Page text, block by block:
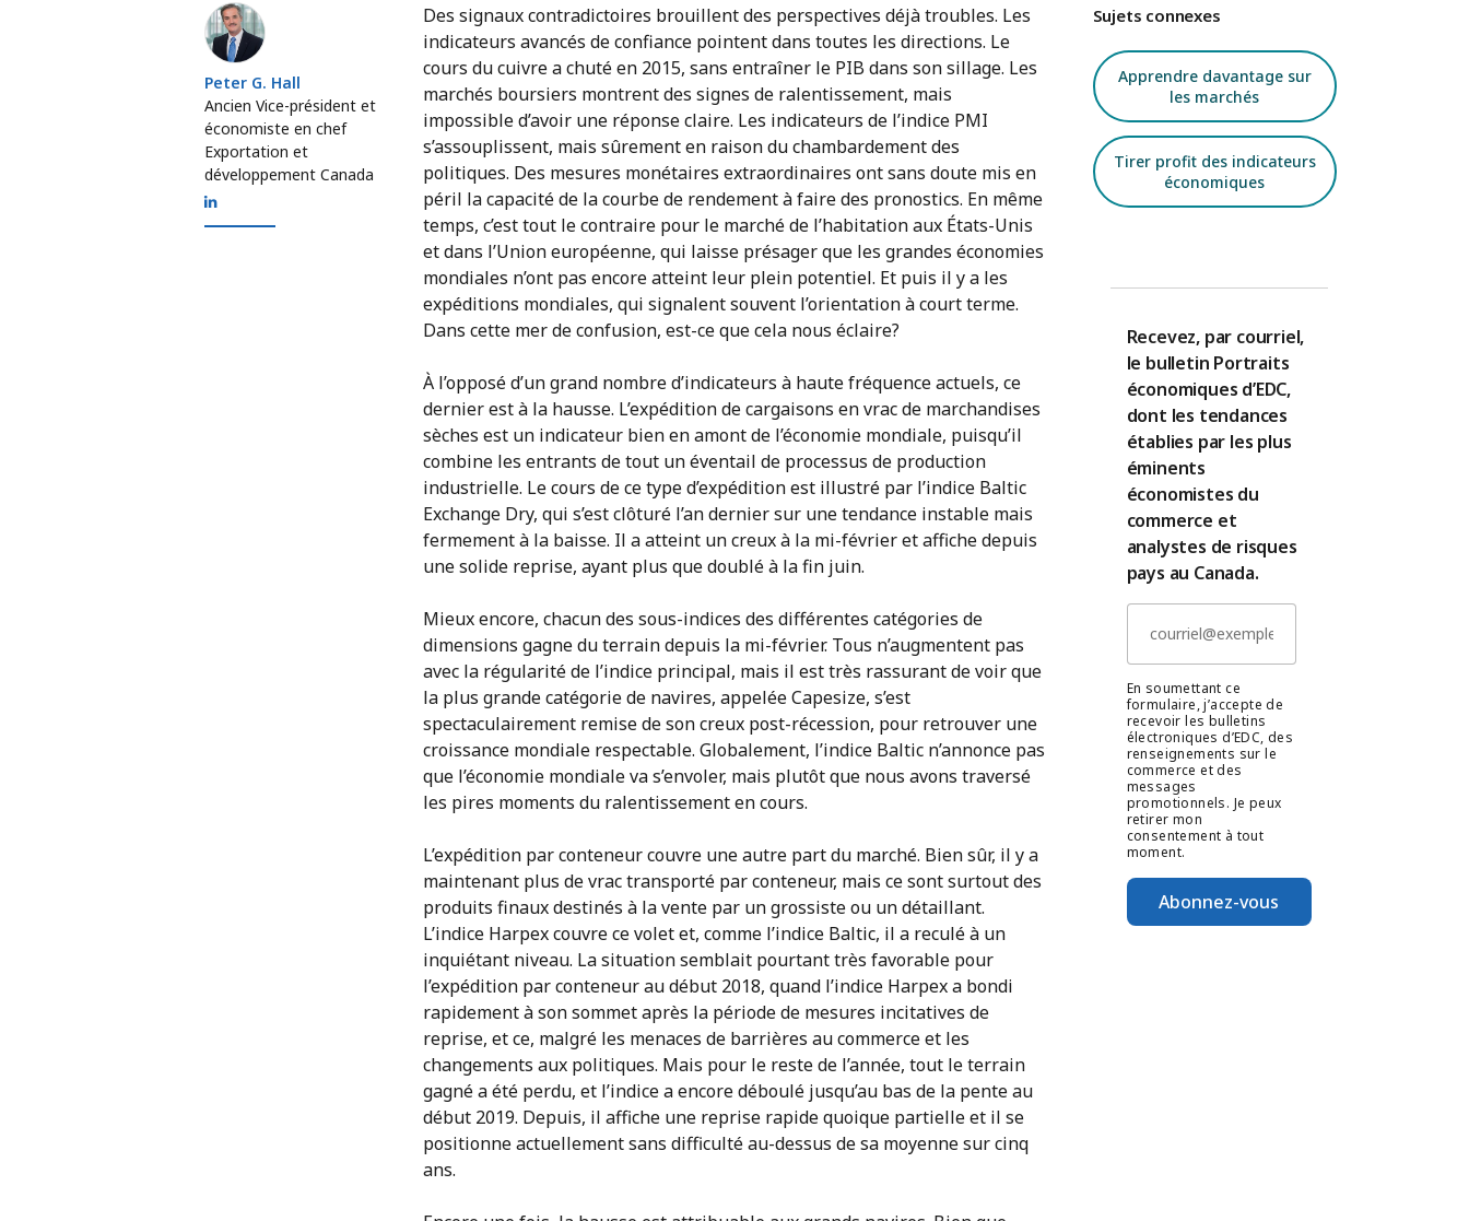
Peter G. Hall
Peter G. Hall
Ancien Vice-président et
économiste en chef
Exportation et
développement Canada
Des signaux contradictoires brouillent des perspectives déjà troubles. Les
indicateurs avancés de confiance pointent dans toutes les directions. Le
cours du cuivre a chuté en 2015, sans entraîner le PIB dans son sillage. Les
marchés boursiers montrent des signes de ralentissement, mais
impossible d’avoir une réponse claire. Les indicateurs de l’indice PMI
s’assouplissent, mais sûrement en raison du chambardement des
politiques. Des mesures monétaires extraordinaires ont sans doute mis en
péril la capacité de la courbe de rendement à faire des pronostics. En même
temps, c’est tout le contraire pour le marché de l’habitation aux États-Unis
et dans l’Union européenne, qui laisse présager que les grandes économies
mondiales n’ont pas encore atteint leur plein potentiel. Et puis il y a les
expéditions mondiales, qui signalent souvent l’orientation à court terme.
Dans cette mer de confusion, est-ce que cela nous éclaire?
À l’opposé d’un grand nombre d’indicateurs à haute fréquence actuels, ce
dernier est à la hausse. L’expédition de cargaisons en vrac de marchandises
sèches est un indicateur bien en amont de l’économie mondiale, puisqu’il
combine les entrants de tout un éventail de processus de production
industrielle. Le cours de ce type d’expédition est illustré par l’indice Baltic
Exchange Dry, qui s’est clôturé l’an dernier sur une tendance instable mais
fermement à la baisse. Il a atteint un creux à la mi-février et affiche depuis
une solide reprise, ayant plus que doublé à la fin juin.
Mieux encore, chacun des sous-indices des différentes catégories de
dimensions gagne du terrain depuis la mi-février. Tous n’augmentent pas
avec la régularité de l’indice principal, mais il est très rassurant de voir que
la plus grande catégorie de navires, appelée Capesize, s’est
spectaculairement remise de son creux post-récession, pour retrouver une
croissance mondiale respectable. Globalement, l’indice Baltic n’annonce pas
que l’économie mondiale va s’envoler, mais plutôt que nous avons traversé
les pires moments du ralentissement en cours.
L’expédition par conteneur couvre une autre part du marché. Bien sûr, il y a
maintenant plus de vrac transporté par conteneur, mais ce sont surtout des
produits finaux destinés à la vente par un grossiste ou un détaillant.
L’indice Harpex couvre ce volet et, comme l’indice Baltic, il a reculé à un
inquiétant niveau. La situation semblait pourtant très favorable pour
l’expédition par conteneur au début 2018, quand l’indice Harpex a bondi
rapidement à son sommet après la période de mesures incitatives de
reprise, et ce, malgré les menaces de barrières au commerce et les
changements aux politiques. Mais pour le reste de l’année, tout le terrain
gagné a été perdu, et l’indice a encore déboulé jusqu’au bas de la pente au
début 2019. Depuis, il affiche une reprise rapide quoique partielle et il se
positionne actuellement sans difficulté au-dessus de sa moyenne sur cinq
ans.
Sujets connexes
Apprendre davantage sur
les marchés
Tirer profit des indicateurs
économiques
Recevez, par courriel,
le bulletin Portraits
économiques d’EDC,
dont les tendances
établies par les plus
éminents
économistes du
commerce et
analystes de risques
pays au Canada.
En soumettant ce
formulaire, j’accepte de
recevoir les bulletins
électroniques d’EDC, des
renseignements sur le
commerce et des
messages
promotionnels. Je peux
retirer mon
consentement à tout
moment.
Abonnez-vous